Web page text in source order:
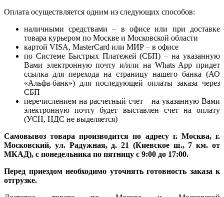
Оплата осуществляется одним из следующих способов:
наличными средствами – в офисе или при доставке
товара курьером по Москве и Московской области
картой VISA, MasterCard или МИР – в офисе
по Системе Быстрых Платежей (СБП) – на указанную
Вами электронную почту и/или на Whats App придет
ссылка для перехода на страницу нашего банка (АО
«Альфа-банк») для последующей оплаты заказа через
СБП
перечислением на расчетный счет – на указанную Вами
электронную почту будет выставлен счет на оплату
(УСН, НДС не выделяется)
Самовывоз товара производится по адресу г. Москва, г.
Московский, ул. Радужная, д. 21 (Киевское ш., 7 км. от
МКАД), с понедельника по пятницу с 9:00 до 17:00.
Перед приездом необходимо уточнять готовность заказа к
отгрузке.